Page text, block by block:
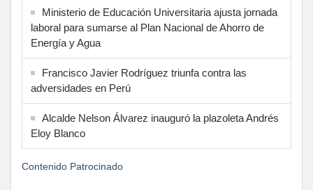
Ministerio de Educación Universitaria ajusta jornada
laboral para sumarse al Plan Nacional de Ahorro de
Energía y Agua
Francisco Javier Rodríguez triunfa contra las
adversidades en Perú
Alcalde Nelson Álvarez inauguró la plazoleta Andrés
Eloy Blanco
Contenido Patrocinado